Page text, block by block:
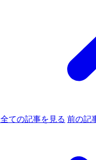
全ての記事を見る 前の記